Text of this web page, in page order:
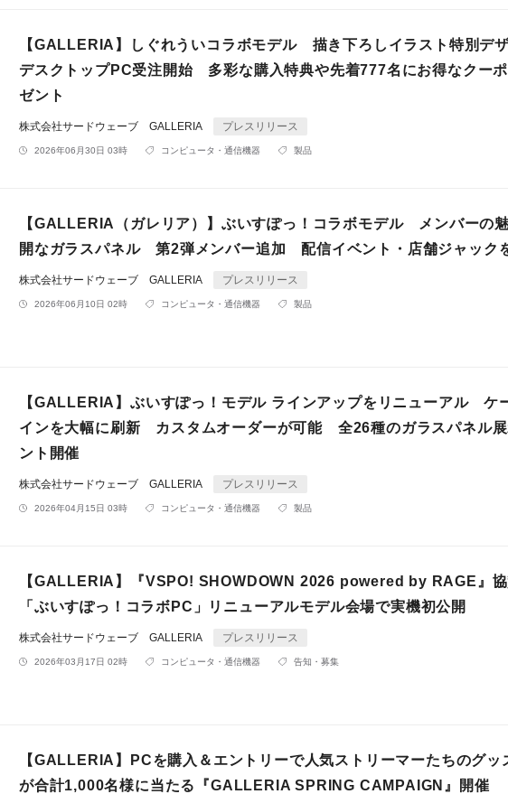
【GALLERIA】しぐれういコラボモデル 描き下ろしイラスト特別デ
デスクトップPC受注開始 多彩な購入特典や先着777名にお得なクー
ゼント
株式会社サードウェーブ GALLERIA プレスリリース
2026年06月30日 03時 コンピュータ・通信機器 製品
【GALLERIA（ガレリア）】ぶいすぽっ！コラボモデル メンバーの
開なガラスパネル 第2弾メンバー追加 配信イベント・店舗ジャック
株式会社サードウェーブ GALLERIA プレスリリース
2026年06月10日 02時 コンピュータ・通信機器 製品
【GALLERIA】ぶいすぽっ！モデル ラインアップをリニューアル ケ
インを大幅に刷新 カスタムオーダーが可能 全26種のガラスパネル
ント開催
株式会社サードウェーブ GALLERIA プレスリリース
2026年04月15日 03時 コンピュータ・通信機器 製品
【GALLERIA】『VSPO! SHOWDOWN 2026 powered by RAGE』
「ぶいすぽっ！コラボPC」リニューアルモデル会場で実機初公開
株式会社サードウェーブ GALLERIA プレスリリース
2026年03月17日 02時 コンピュータ・通信機器 告知・募集
【GALLERIA】PCを購入＆エントリーで人気ストリーマーたちのグッ
が合計1,000名様に当たる『GALLERIA SPRING CAMPAIGN』開催